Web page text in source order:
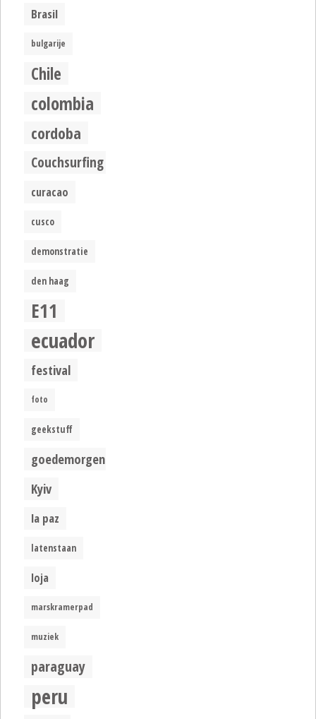
Brasil
bulgarije
Chile
colombia
cordoba
Couchsurfing
curacao
cusco
demonstratie
den haag
E11
ecuador
festival
foto
geekstuff
goedemorgen
Kyiv
la paz
latenstaan
loja
marskramerpad
muziek
paraguay
peru